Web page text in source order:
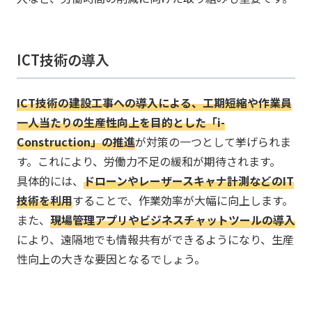
ICT技術の導入
​​​ICT技術の建設工事への導入による、工期短縮や作業員
一人当たりの生産性向上を目的とした「i-
Construction」の推進が対策の一つとして挙げられま
す。​これにより、労働力不足の緩和が期待されます。​
具体的には、 ​​​ドローンやレーザースキャナ計測などのIT
技術を利用することで、作業効率が大幅に向上します。​
また、 ​​​現場管理アプリやビジネスチャットツールの導入
により、遠隔地でも情報共有ができるようになり、生産
性向上の大きな要因となるでしょう。